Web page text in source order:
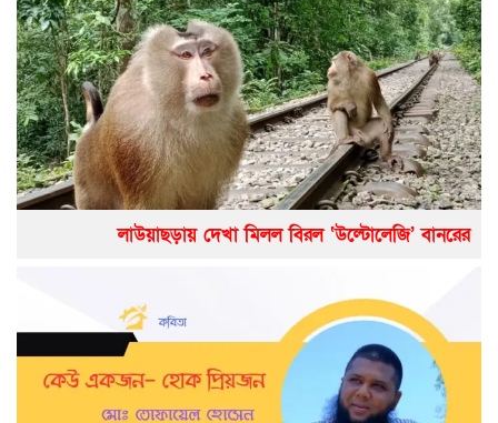
লাউয়াছড়ায় দেখা মিলল বিরল ‘উল্টোলেজি’ বানরের